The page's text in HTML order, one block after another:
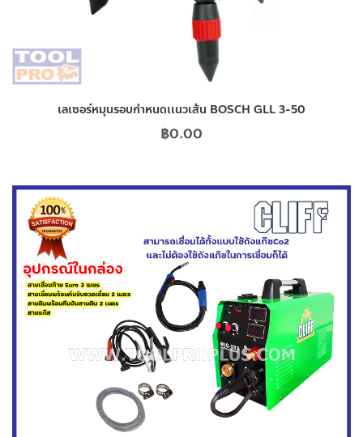
เลเซอร์หมุนรอบกำหนดเเนวเส้น BOSCH GLL 3-50
฿0.00